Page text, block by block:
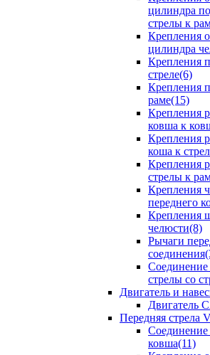
цилиндра
стрелы к
Крепления
цилиндра
Крепления
стреле(6)
Крепления
раме(15)
Крепления
ковша к
Крепления
коша к
Крепления
стрелы к
Крепления
переднего
Крепления
челюсти(8)
Рычаги
Соединение
стрелы со
Двигатель и
Двигатель
Передняя стрела
ковша(11)